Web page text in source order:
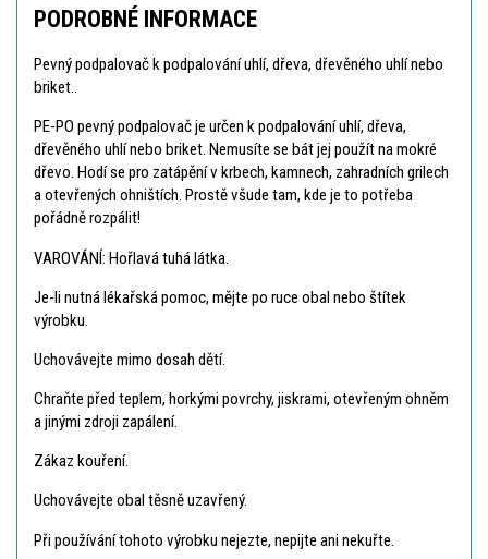
PODROBNÉ INFORMACE
Pevný podpalovač k podpalování uhlí, dřeva, dřevěného uhlí nebo
briket..
PE-PO pevný podpalovač je určen k podpalování uhlí, dřeva,
dřevěného uhlí nebo briket. Nemusíte se bát jej použít na mokré
dřevo. Hodí se pro zatápění v krbech, kamnech, zahradních grilech
a otevřených ohništích. Prostě všude tam, kde je to potřeba
pořádně rozpálit!
VAROVÁNÍ: Hořlavá tuhá látka.
Je-li nutná lékařská pomoc, mějte po ruce obal nebo štítek
výrobku.
Uchovávejte mimo dosah dětí.
Chraňte před teplem, horkými povrchy, jiskrami, otevřeným ohněm
a jinými zdroji zapálení.
Zákaz kouření.
Uchovávejte obal těsně uzavřený.
Při používání tohoto výrobku nejezte, nepijte ani nekuřte.